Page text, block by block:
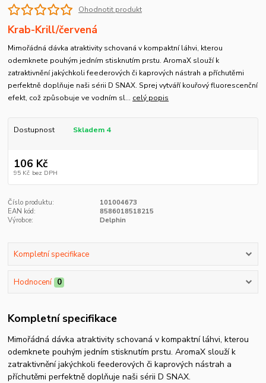
Ohodnotit produkt
Krab-Krill/červená
Mimořádná dávka atraktivity schovaná v kompaktní láhvi, kterou
odemknete pouhým jedním stisknutím prstu. AromaX slouží k
zatraktivnění jakýchkoli feederových či kaprových nástrah a příchutěmi
perfektně doplňuje naši sérii D SNAX. Sprej vytváří kouřový fluorescenční
efekt, což způsobuje ve vodním sl... celý popis
Dostupnost Skladem 4
106 Kč
95 Kč bez DPH
Číslo produktu:
101004673
EAN kód:
8586018518215
Výrobce:
Delphin
Kompletní specifikace
Hodnocení 0
Kompletní specifikace
Mimořádná dávka atraktivity schovaná v kompaktní láhvi, kterou
odemknete pouhým jedním stisknutím prstu. AromaX slouží k
zatraktivnění jakýchkoli feederových či kaprových nástrah a
příchutěmi perfektně doplňuje naši sérii D SNAX.